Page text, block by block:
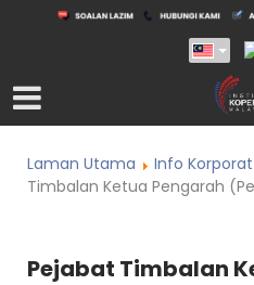
Laman Utama Info Korporat
Timbalan Ketua Pengarah
Pejabat Timbalan